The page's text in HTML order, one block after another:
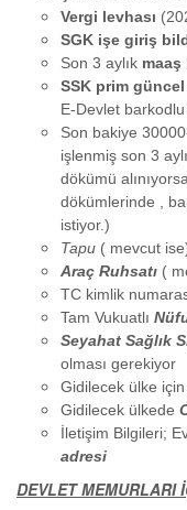
Vergi levhası
SGK işe giriş
Son 3 aylık
SSK prim güncel
E-Devlet barkodlu
Son bakiye
işlenmiş son 3
dökümü
dökümlerinde ,
istiyor.)
Tapu ( mevcut
Araç Ruhsatı (
TC kimlik
Tam Vukuatlı
Seyahat Sağlık
olması gerekiyor
Gidilecek ülke
Gidilecek ülkede
İletişim Bilgileri;
adresi
DEVLET